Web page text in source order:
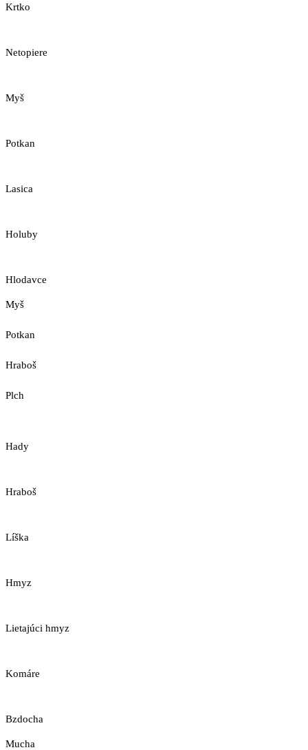
Krtko
Netopiere
Myš
Potkan
Lasica
Holuby
Hlodavce
Myš
Potkan
Hraboš
Plch
Hady
Hraboš
Líška
Hmyz
Lietajúci hmyz
Komáre
Bzdocha
Mucha